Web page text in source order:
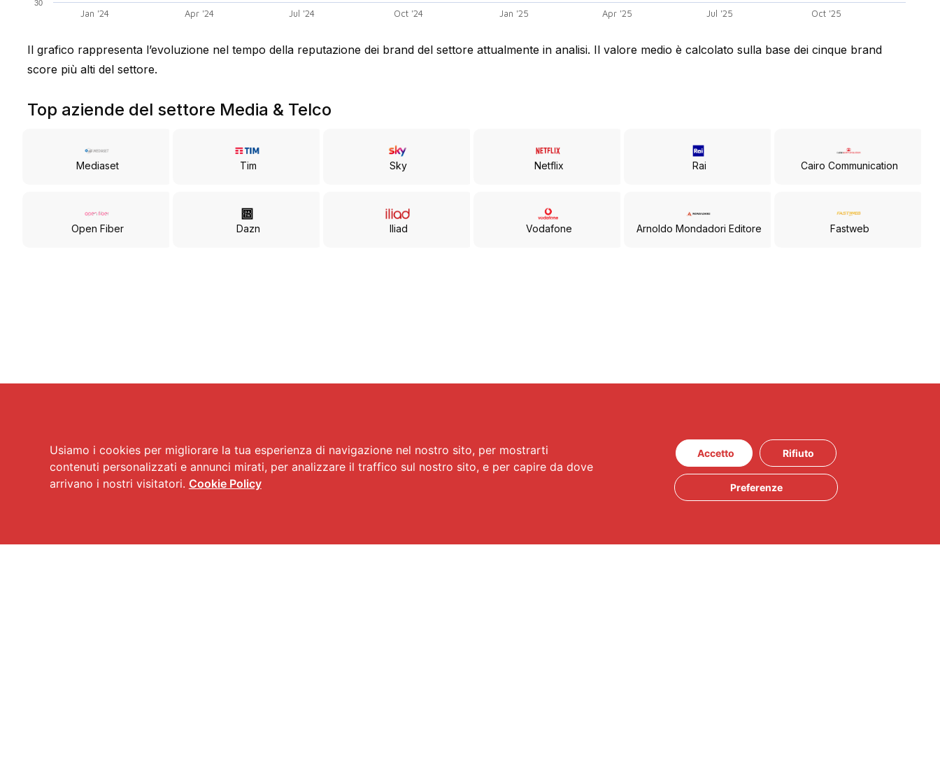
Usiamo i cookies per migliorare la tua esperienza di navigazione nel nostro sito, per mostrarti
contenuti personalizzati e annunci mirati, per analizzare il traffico sul nostro sito, e per capire da dove
arrivano i nostri visitatori. Cookie Policy
Accetto Rifiuto
Preferenze
Jan '24 Apr '24 Jul '24 Oct '24 Jan '25 Apr '25 Jul '25 Oct '25
30
Il grafico rappresenta l’evoluzione nel tempo della reputazione dei brand del settore attualmente in analisi. Il valore medio è calcolato sulla base dei cinque brand
score più alti del settore.
Top aziende del settore Media & Telco
Mediaset Tim Sky Netflix Rai Cairo Communication
Open Fiber Dazn Iliad Vodafone Arnoldo Mondadori Editore Fastweb